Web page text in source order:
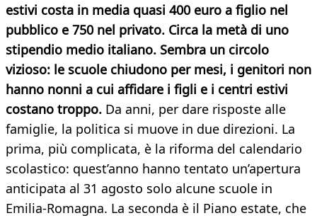
estivi costa in media quasi 400 euro a figlio nel
pubblico e 750 nel privato. Circa la metà di uno
stipendio medio italiano. Sembra un circolo
vizioso: le scuole chiudono per mesi, i genitori non
hanno nonni a cui affidare i figli e i centri estivi
costano troppo. Da anni, per dare risposte alle
famiglie, la politica si muove in due direzioni. La
prima, più complicata, è la riforma del calendario
scolastico: quest’anno hanno tentato un’apertura
anticipata al 31 agosto solo alcune scuole in
Emilia-Romagna. La seconda è il Piano estate, che